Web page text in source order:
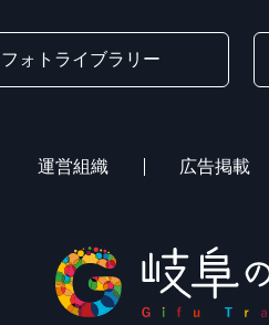
フォトライブラリー
運営組織 広告掲載